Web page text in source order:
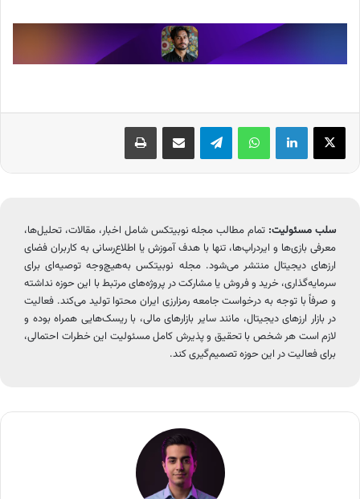
X لینکدین واتس آپ تلگرام اشتراک گذاری از طریق ایمیل چاپ
سلب مسئولیت: تمام مطالب مجله نوبیتکس شامل اخبار، مقالات، تحلیل‌ها،
معرفی بازی‌ها و ایردراپ‌ها، تنها با هدف آموزش یا اطلاع‌رسانی به کاربران فضای
ارزهای دیجیتال منتشر می‌شود. مجله نوبیتکس به‌هیچ‌وجه توصیه‌ای برای
سرمایه‌گذاری، خرید و فروش یا مشارکت در پروژه‌های مرتبط با این حوزه نداشته
و صرفاً با توجه به درخواست جامعه رمزارزی ایران محتوا تولید می‌کند. فعالیت
در بازار ارزهای دیجیتال، مانند سایر بازارهای مالی، با ریسک‌هایی همراه بوده و
لازم است هر شخص با تحقیق و پذیرش کامل مسئولیت این خطرات احتمالی،
برای فعالیت در این حوزه تصمیم‌گیری کند.